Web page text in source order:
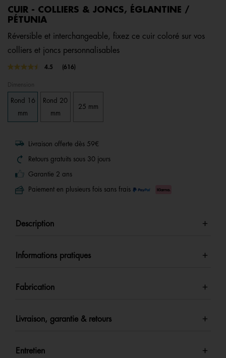
CUIR - COLLIERS & JONCS, ÉGLANTINE /
PÉTUNIA
Réversible et interchangeable, fixez ce cuir coloré sur vos
colliers et joncs personnalisables
5 out of 5 Customer Rating
4.5
Lire
sur
(616)
Dimension
Rond 16
mm
Rond 20
mm
25 mm
Livraison offerte dès 59€
Retours gratuits sous 30 jours
Garantie 2 ans
Paiement en plusieurs fois sans frais
Description
Informations pratiques
Fabrication
Livraison, garantie & retours
Entretien